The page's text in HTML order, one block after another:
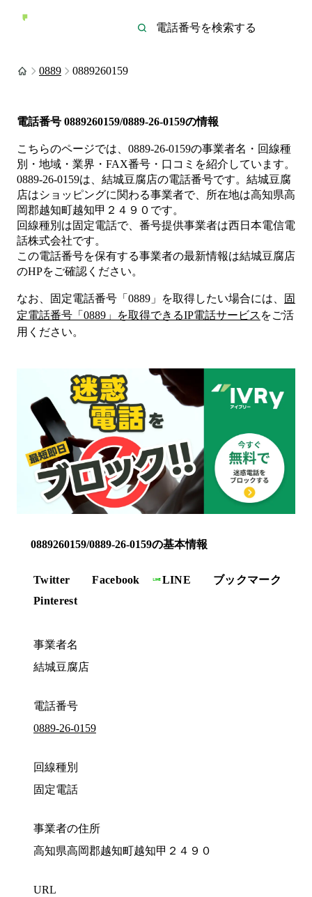
0889 0889260159
電話番号 0889260159/0889-26-0159の情報
こちらのページでは、 0889-26-0159の事業者名・回線種
別・地域・業界・FAX番号・口コミを紹介しています。
0889-26-0159は、 結城豆腐店の電話番号です。 結城豆腐
店はショッピングに関わる事業者で、所在地は高知県高
岡郡越知町越知甲２４９０ です。
回線種別は固定電話で、番号提供事業者は西日本電信電
話株式会社です。
この電話番号を保有する事業者の最新情報は結城豆腐店
のHPをご確認ください。
なお、固定電話番号「 0889 」を取得したい場合には、
固
定電話番号「 0889 」を取得できるIP電話サービス をご活
用ください。
0889260159/0889-26-0159の基本情報
Twitter Facebook LINE
ブックマーク
Pinterest
事業者名
結城豆腐店
電話番号
0889-26-0159
回線種別
固定電話
事業者の住所
高知県高岡郡越知町越知甲２４９０
URL